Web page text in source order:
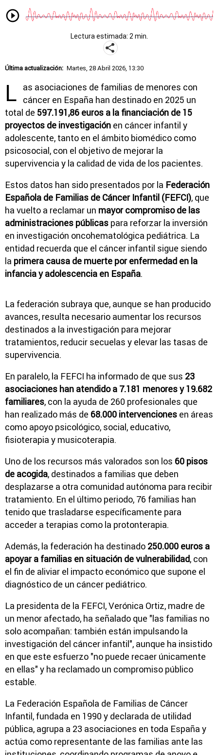
Lectura estimada: 2 min.
Última actualización: Martes, 28 Abril 2026, 13:30
L
as asociaciones de familias de menores con
cáncer en España han destinado en 2025 un
total de 597.191,86 euros a la financiación de 15
proyectos de investigación en cáncer infantil y
adolescente, tanto en el ámbito biomédico como
psicosocial, con el objetivo de mejorar la
supervivencia y la calidad de vida de los pacientes.
Estos datos han sido presentados por la Federación
Española de Familias de Cáncer Infantil (FEFCI), que
ha vuelto a reclamar un mayor compromiso de las
administraciones públicas para reforzar la inversión
en investigación oncohematológica pediátrica. La
entidad recuerda que el cáncer infantil sigue siendo
la primera causa de muerte por enfermedad en la
infancia y adolescencia en España.
La federación subraya que, aunque se han producido
avances, resulta necesario aumentar los recursos
destinados a la investigación para mejorar
tratamientos, reducir secuelas y elevar las tasas de
supervivencia.
En paralelo, la FEFCI ha informado de que sus 23
asociaciones han atendido a 7.181 menores y 19.682
familiares, con la ayuda de 260 profesionales que
han realizado más de 68.000 intervenciones en áreas
como apoyo psicológico, social, educativo,
fisioterapia y musicoterapia.
Uno de los recursos más valorados son los 60 pisos
de acogida, destinados a familias que deben
desplazarse a otra comunidad autónoma para recibir
tratamiento. En el último periodo, 76 familias han
tenido que trasladarse específicamente para
acceder a terapias como la protonterapia.
Además, la federación ha destinado 250.000 euros a
apoyar a familias en situación de vulnerabilidad, con
el fin de aliviar el impacto económico que supone el
diagnóstico de un cáncer pediátrico.
La presidenta de la FEFCI, Verónica Ortiz, madre de
un menor afectado, ha señalado que "las familias no
solo acompañan: también están impulsando la
investigación del cáncer infantil", aunque ha insistido
en que este esfuerzo "no puede recaer únicamente
en ellas" y ha reclamado un compromiso público
estable.
La Federación Española de Familias de Cáncer
Infantil, fundada en 1990 y declarada de utilidad
pública, agrupa a 23 asociaciones en toda España y
actúa como representante de las familias ante las